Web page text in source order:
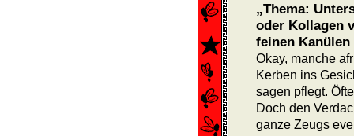
„Thema:
oder Kollagen
feinen
Okay, manche
Kerben ins
sagen pflegt.
Doch den
ganze Zeugs